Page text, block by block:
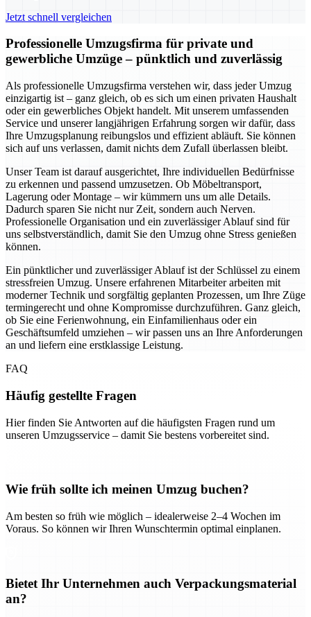
Jetzt schnell vergleichen
Professionelle Umzugsfirma für private und
gewerbliche Umzüge – pünktlich und zuverlässig
Als professionelle Umzugsfirma verstehen wir, dass jeder Umzug
einzigartig ist – ganz gleich, ob es sich um einen privaten Haushalt
oder ein gewerbliches Objekt handelt. Mit unserem umfassenden
Service und unserer langjährigen Erfahrung sorgen wir dafür, dass
Ihre Umzugsplanung reibungslos und effizient abläuft. Sie können
sich auf uns verlassen, damit nichts dem Zufall überlassen bleibt.
Unser Team ist darauf ausgerichtet, Ihre individuellen Bedürfnisse
zu erkennen und passend umzusetzen. Ob Möbeltransport,
Lagerung oder Montage – wir kümmern uns um alle Details.
Dadurch sparen Sie nicht nur Zeit, sondern auch Nerven.
Professionelle Organisation und ein zuverlässiger Ablauf sind für
uns selbstverständlich, damit Sie den Umzug ohne Stress genießen
können.
Ein pünktlicher und zuverlässiger Ablauf ist der Schlüssel zu einem
stressfreien Umzug. Unsere erfahrenen Mitarbeiter arbeiten mit
moderner Technik und sorgfältig geplanten Prozessen, um Ihre Züge
termingerecht und ohne Kompromisse durchzuführen. Ganz gleich,
ob Sie eine Ferienwohnung, ein Einfamilienhaus oder ein
Geschäftsumfeld umziehen – wir passen uns an Ihre Anforderungen
an und liefern eine erstklassige Leistung.
FAQ
Häufig gestellte Fragen
Hier finden Sie Antworten auf die häufigsten Fragen rund um
unseren Umzugsservice – damit Sie bestens vorbereitet sind.
Wie früh sollte ich meinen Umzug buchen?
Am besten so früh wie möglich – idealerweise 2–4 Wochen im
Voraus. So können wir Ihren Wunschtermin optimal einplanen.
Bietet Ihr Unternehmen auch Verpackungsmaterial
an?